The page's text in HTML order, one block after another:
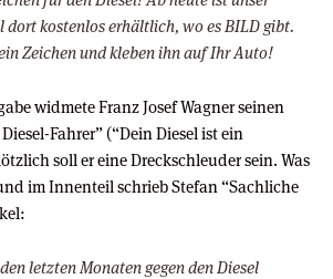
dort kostenlos erhältlich, wo es BILD gibt.
Zeichen und kleben ihn auf Ihr Auto!
widmete Franz Josef Wagner seinen
Fahrer” (“Dein Diesel ist ein
soll er eine Dreckschleuder sein. Was
im Innenteil schrieb Stefan “Sachliche
letzten Monaten gegen den Diesel